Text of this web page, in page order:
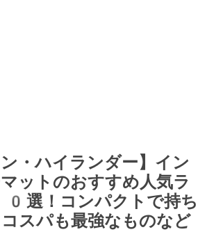
ン・ハイランダー】イン
ットのおすすめ人気ラ
選！コンパクトで持ち
スパも最強なものなど